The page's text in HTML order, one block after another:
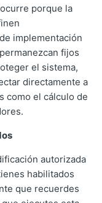
porque la
implementación
fijos
el sistema,
directamente a
como el cálculo de
autorizada
habilitados
que recuerdes